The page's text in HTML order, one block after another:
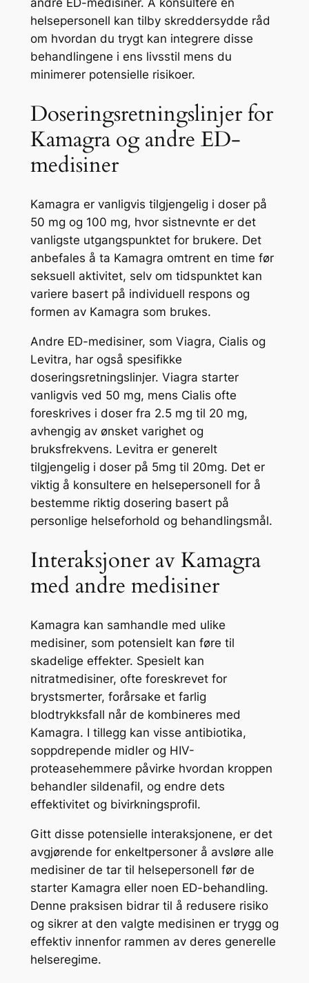
helsepersonell kan tilby skreddersydde råd
om hvordan du trygt kan integrere disse
behandlingene i ens livsstil mens du
minimerer potensielle risikoer.
Doseringsretningslinjer for
Kamagra og andre ED-
medisiner
Kamagra er vanligvis tilgjengelig i doser på
50 mg og 100 mg, hvor sistnevnte er det
vanligste utgangspunktet for brukere. Det
anbefales å ta Kamagra omtrent en time før
seksuell aktivitet, selv om tidspunktet kan
variere basert på individuell respons og
formen av Kamagra som brukes.
Andre ED-medisiner, som Viagra, Cialis og
Levitra, har også spesifikke
doseringsretningslinjer. Viagra starter
vanligvis ved 50 mg, mens Cialis ofte
foreskrives i doser fra 2.5 mg til 20 mg,
avhengig av ønsket varighet og
bruksfrekvens. Levitra er generelt
tilgjengelig i doser på 5mg til 20mg. Det er
viktig å konsultere en helsepersonell for å
bestemme riktig dosering basert på
personlige helseforhold og behandlingsmål.
Interaksjoner av Kamagra
med andre medisiner
Kamagra kan samhandle med ulike
medisiner, som potensielt kan føre til
skadelige effekter. Spesielt kan
nitratmedisiner, ofte foreskrevet for
brystsmerter, forårsake et farlig
blodtrykksfall når de kombineres med
Kamagra. I tillegg kan visse antibiotika,
soppdrepende midler og HIV-
proteasehemmere påvirke hvordan kroppen
behandler sildenafil, og endre dets
effektivitet og bivirkningsprofil.
Gitt disse potensielle interaksjonene, er det
avgjørende for enkeltpersoner å avsløre alle
medisiner de tar til helsepersonell før de
starter Kamagra eller noen ED-behandling.
Denne praksisen bidrar til å redusere risiko
og sikrer at den valgte medisinen er trygg og
effektiv innenfor rammen av deres generelle
helseregime.